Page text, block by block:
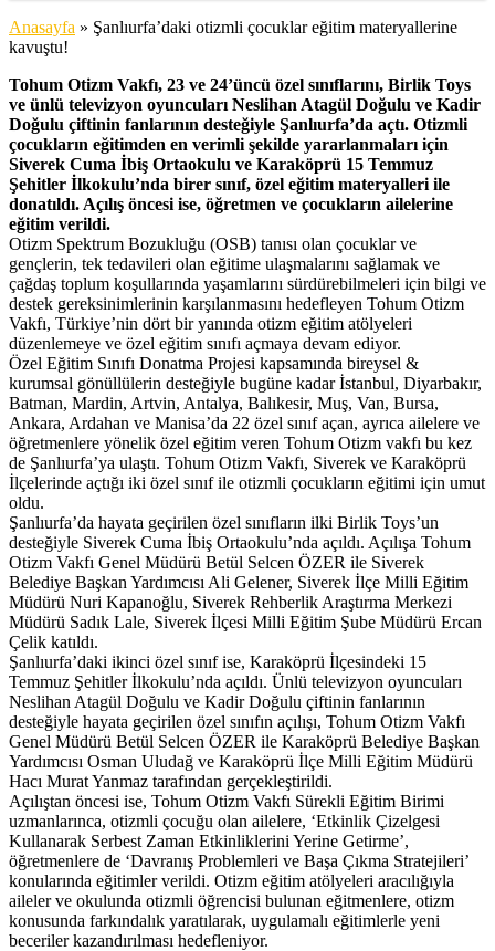
Anasayfa » Şanlıurfa’daki otizmli çocuklar eğitim materyallerine
kavuştu!
Tohum Otizm Vakfı, 23 ve 24’üncü özel sınıflarını, Birlik Toys
ve ünlü televizyon oyuncuları Neslihan Atagül Doğulu ve Kadir
Doğulu çiftinin fanlarının desteğiyle Şanlıurfa’da açtı. Otizmli
çocukların eğitimden en verimli şekilde yararlanmaları için
Siverek Cuma İbiş Ortaokulu ve Karaköprü 15 Temmuz
Şehitler İlkokulu’nda birer sınıf, özel eğitim materyalleri ile
donatıldı. Açılış öncesi ise, öğretmen ve çocukların ailelerine
eğitim verildi.
Otizm Spektrum Bozukluğu (OSB) tanısı olan çocuklar ve
gençlerin, tek tedavileri olan eğitime ulaşmalarını sağlamak ve
çağdaş toplum koşullarında yaşamlarını sürdürebilmeleri için bilgi ve
destek gereksinimlerinin karşılanmasını hedefleyen Tohum Otizm
Vakfı, Türkiye’nin dört bir yanında otizm eğitim atölyeleri
düzenlemeye ve özel eğitim sınıfı açmaya devam ediyor.
Özel Eğitim Sınıfı Donatma Projesi kapsamında bireysel &
kurumsal gönüllülerin desteğiyle bugüne kadar İstanbul, Diyarbakır,
Batman, Mardin, Artvin, Antalya, Balıkesir, Muş, Van, Bursa,
Ankara, Ardahan ve Manisa’da 22 özel sınıf açan, ayrıca ailelere ve
öğretmenlere yönelik özel eğitim veren Tohum Otizm vakfı bu kez
de Şanlıurfa’ya ulaştı. Tohum Otizm Vakfı, Siverek ve Karaköprü
İlçelerinde açtığı iki özel sınıf ile otizmli çocukların eğitimi için umut
oldu.
Şanlıurfa’da hayata geçirilen özel sınıfların ilki Birlik Toys’un
desteğiyle Siverek Cuma İbiş Ortaokulu’nda açıldı. Açılışa Tohum
Otizm Vakfı Genel Müdürü Betül Selcen ÖZER ile Siverek
Belediye Başkan Yardımcısı Ali Gelener, Siverek İlçe Milli Eğitim
Müdürü Nuri Kapanoğlu, Siverek Rehberlik Araştırma Merkezi
Müdürü Sadık Lale, Siverek İlçesi Milli Eğitim Şube Müdürü Ercan
Çelik katıldı.
Şanlıurfa’daki ikinci özel sınıf ise, Karaköprü İlçesindeki 15
Temmuz Şehitler İlkokulu’nda açıldı. Ünlü televizyon oyuncuları
Neslihan Atagül Doğulu ve Kadir Doğulu çiftinin fanlarının
desteğiyle hayata geçirilen özel sınıfın açılışı, Tohum Otizm Vakfı
Genel Müdürü Betül Selcen ÖZER ile Karaköprü Belediye Başkan
Yardımcısı Osman Uludağ ve Karaköprü İlçe Milli Eğitim Müdürü
Hacı Murat Yanmaz tarafından gerçekleştirildi.
Açılıştan öncesi ise, Tohum Otizm Vakfı Sürekli Eğitim Birimi
uzmanlarınca, otizmli çocuğu olan ailelere, ‘Etkinlik Çizelgesi
Kullanarak Serbest Zaman Etkinliklerini Yerine Getirme’,
öğretmenlere de ‘Davranış Problemleri ve Başa Çıkma Stratejileri’
konularında eğitimler verildi. Otizm eğitim atölyeleri aracılığıyla
aileler ve okulunda otizmli öğrencisi bulunan eğitmenlere, otizm
konusunda farkındalık yaratılarak, uygulamalı eğitimlerle yeni
beceriler kazandırılması hedefleniyor.